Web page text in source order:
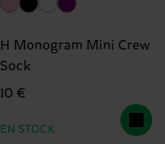
H Monogram Mini Crew
Sock
10 €
EN STOCK